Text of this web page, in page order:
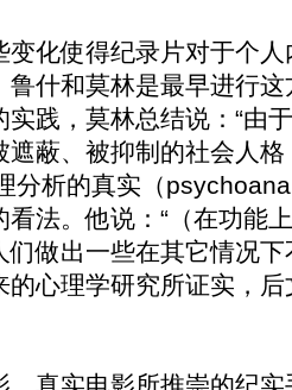
使得纪录片对于个人
鲁什和莫林是最早进行
实践，莫林总结说：“由
蔽、被抑制的社会人格
分析的真实（
看法。他说：“（在功能
们做出一些在其它情况
的心理学研究所证实，